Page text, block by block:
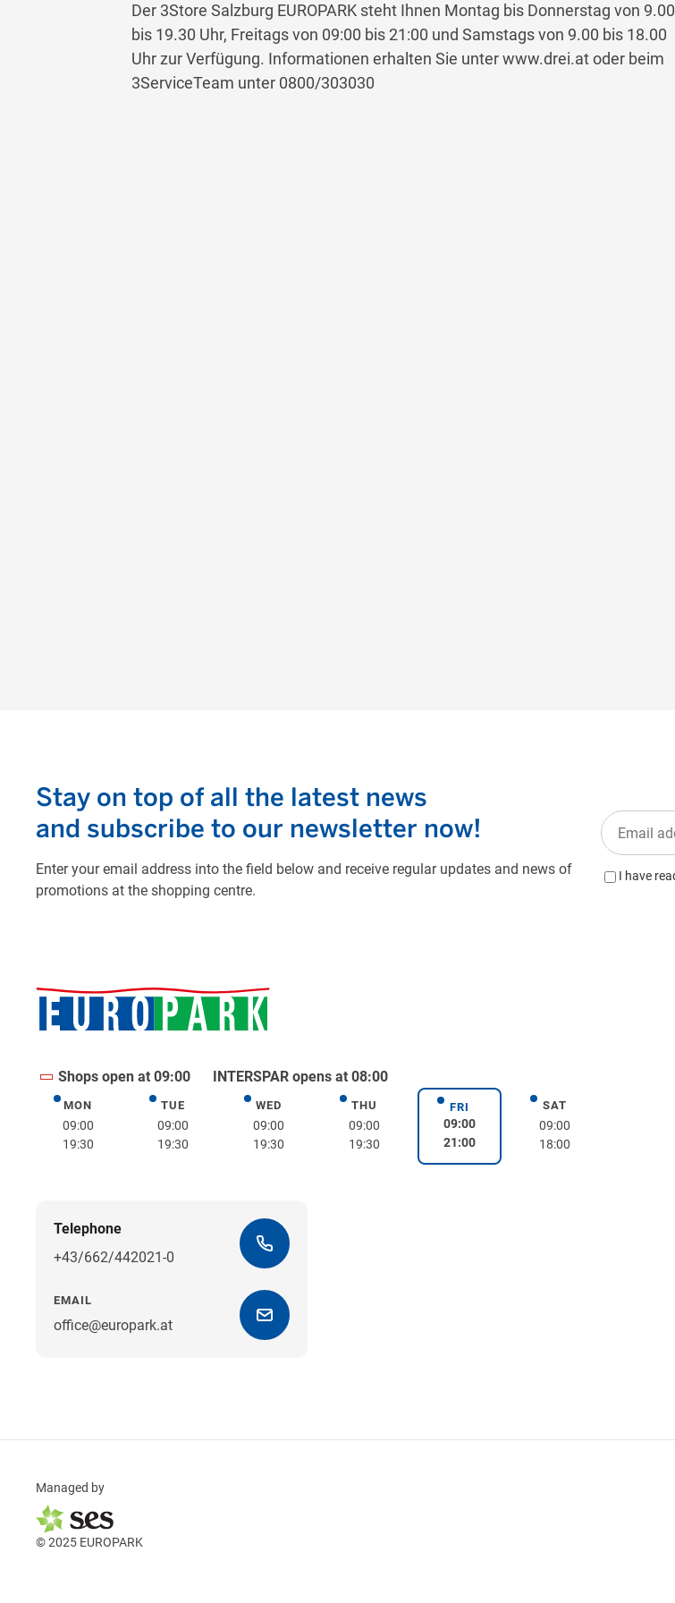
Der 3Store Salzburg EUROPARK steht Ihnen Montag bis Donnerstag von 9.00
bis 19.30 Uhr, Freitags von 09:00 bis 21:00 und Samstags von 9.00 bis 18.00
Uhr zur Verfügung. Informationen erhalten Sie unter www.drei.at oder beim
3ServiceTeam unter 0800/303030
Shops open at 09:00 INTERSPAR opens at 08:00
MONMonday
09:00
19:30
TUETuesday
09:00
19:30
WEDWednesday
09:00
19:30
THUThursday
09:00
19:30
FRIFriday
09:00
21:00
SATSaturday
09:00
18:00
Telephone
+43/662/442021-0
EMAIL
office@europark.at
Managed by
© 2025 EUROPARK